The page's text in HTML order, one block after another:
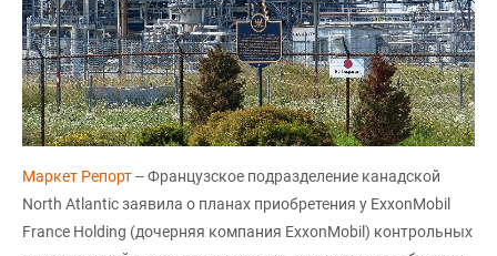
Маркет Репорт-- Французское подразделение канадской
North Atlantic заявила о планах приобретения у ExxonMobil
France Holding (дочерняя компания ExxonMobil) контрольных